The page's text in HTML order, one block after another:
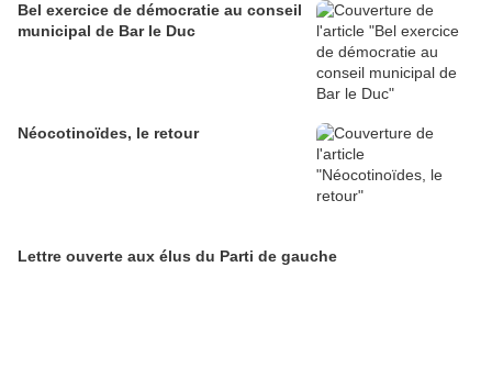
Bel exercice de démocratie au conseil
municipal de Bar le Duc
Néocotinoïdes, le retour
Lettre ouverte aux élus du Parti de gauche